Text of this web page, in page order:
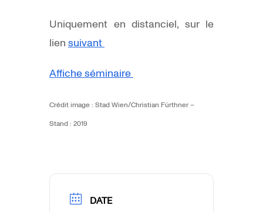
Uniquement en distanciel, sur le
lien suivant
Affiche séminaire
Crédit image : Stad Wien/Christian Fürthner –
Stand : 2019
DATE